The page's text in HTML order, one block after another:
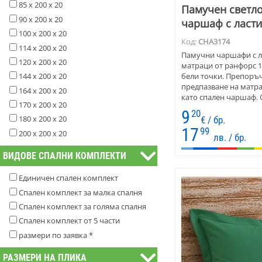
85 х 200 х 20
90 х 200 х 20
100 х 200 х 20
114 х 200 х 20
120 х 200 х 20
144 х 200 х 20
164 х 200 х 20
170 х 200 х 20
180 х 200 х 20
200 х 200 х 20
ВИДОВЕ СПАЛНИ КОМПЛЕКТИ
Единичен спален комплект
Спален комплект за малка спалня
Спален комплект за голяма спалня
Спален комплект от 5 части
размери по заявка *
РАЗМЕРИ НА ПЛИКА
Памучен
чаршаф с
Код: CHA3174
Памучни чаршафи с
матраци от ранфорс
бели точки.
предпазване на
като спален чаршаф.
засичане на
Чаршафите с ластик
деца, възрастни,
Не се набират.
9 20
€ / бр.
1799
лв. / бр.